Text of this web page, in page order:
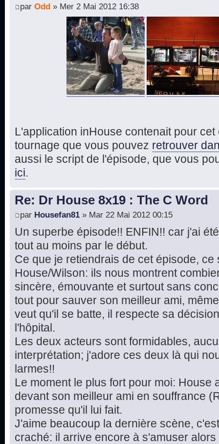
par Odd » Mer 2 Mai 2012 16:38
L'application inHouse contenait pour
tournage que vous pouvez retrouver
aussi le script de l'épisode, que vous
ici.
Re: Dr House 8x19 : The C Word
par Housefan81 » Mar 22 Mai 2012 00:15
Un superbe épisode!! ENFIN!! car j'ai
tout au moins par le début.
Ce que je retiendrais de cet épisode, ce
House/Wilson: ils nous montrent
sincère, émouvante et surtout sans
tout pour sauver son meilleur ami,
veut qu'il se batte, il respecte sa
l'hôpital.
Les deux acteurs sont formidables,
interprétation; j'adore ces deux là qui
larmes!!
Le moment le plus fort pour moi: House
devant son meilleur ami en souffrance
promesse qu'il lui fait.
J'aime beaucoup la dernière scène,
craché: il arrive encore à s'amuser